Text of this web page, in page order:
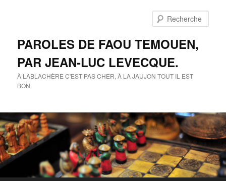
PAROLES DE FAOU TEMOUEN,
PAR JEAN-LUC LEVECQUE.
À LABLACHÈRE C'EST PAS CHER, À LA JAUJON TOUT IL EST
BON.